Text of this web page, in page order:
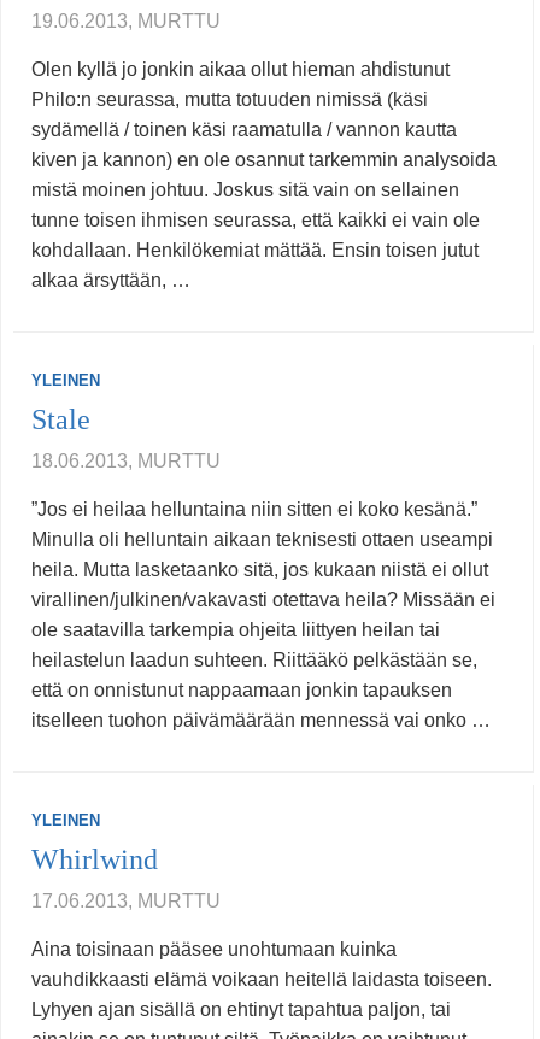
19.06.2013, MURTTU
Olen kyllä jo jonkin aikaa ollut hieman ahdistunut
Philo:n seurassa, mutta totuuden nimissä (käsi
sydämellä / toinen käsi raamatulla / vannon kautta
kiven ja kannon) en ole osannut tarkemmin analysoida
mistä moinen johtuu. Joskus sitä vain on sellainen
tunne toisen ihmisen seurassa, että kaikki ei vain ole
kohdallaan. Henkilökemiat mättää. Ensin toisen jutut
alkaa ärsyttään, …
YLEINEN
Stale
18.06.2013, MURTTU
”Jos ei heilaa helluntaina niin sitten ei koko kesänä.”
Minulla oli helluntain aikaan teknisesti ottaen useampi
heila. Mutta lasketaanko sitä, jos kukaan niistä ei ollut
virallinen/julkinen/vakavasti otettava heila? Missään ei
ole saatavilla tarkempia ohjeita liittyen heilan tai
heilastelun laadun suhteen. Riittääkö pelkästään se,
että on onnistunut nappaamaan jonkin tapauksen
itselleen tuohon päivämäärään mennessä vai onko …
YLEINEN
Whirlwind
17.06.2013, MURTTU
Aina toisinaan pääsee unohtumaan kuinka
vauhdikkaasti elämä voikaan heitellä laidasta toiseen.
Lyhyen ajan sisällä on ehtinyt tapahtua paljon, tai